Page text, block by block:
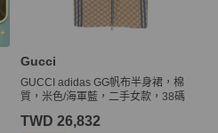
Gucci
GUCCI adidas GG帆布半身裙，棉
質，米色/海軍藍，二手女款，38碼
TWD 26,832